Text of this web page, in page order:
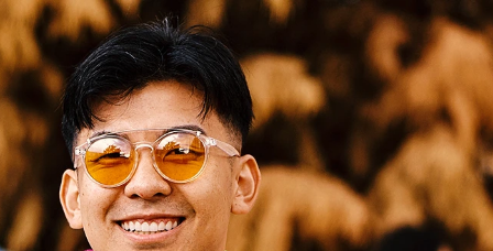
Download TAN Rewards App to enjoy more benefits.
Download Now.